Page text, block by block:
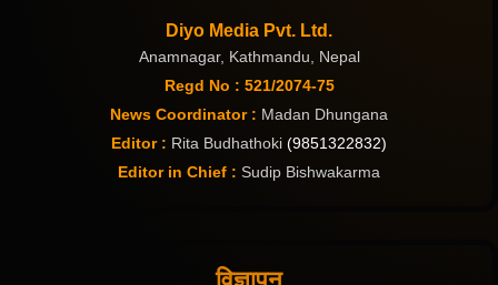
Diyo Media Pvt. Ltd.
Anamnagar, Kathmandu, Nepal
Regd No : 521/2074-75
News Coordinator : Madan Dhungana
Editor : Rita Budhathoki (9851322832)
Editor in Chief : Sudip Bishwakarma